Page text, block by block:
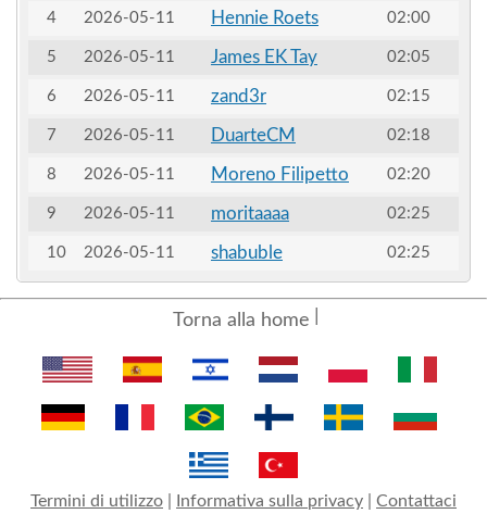
4 2026-05-11 Hennie Roets 02:00
5 2026-05-11 James EK Tay 02:05
6 2026-05-11 zand3r 02:15
7 2026-05-11 DuarteCM 02:18
8 2026-05-11 Moreno Filipetto 02:20
9 2026-05-11 moritaaaa 02:25
10 2026-05-11 shabuble 02:25
Torna alla home
Termini di utilizzo Informativa sulla privacy Contattaci